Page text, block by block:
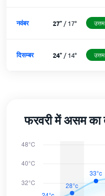
नवंबर 27°/17° उत्तम
दिसम्बर 24°/14° उत्तम
फरवरी में असम का